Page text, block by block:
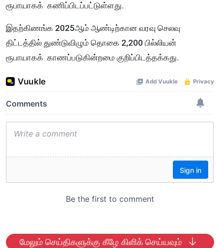
ரூபாயாகக் கணிப்பிடப்பட்டுள்ளது.
இதற்கிணங்க 2025ஆம் ஆண்டிற்கான வரவு செலவு
திட்டத்தில் துண்டுவிழும் தொகை 2,200 பில்லியன்
ரூபாயாகக் காணப்படுகின்றமை குறிப்பிடத்தக்கது.
மேலும் செய்திகளுக்கு கீழே கிளிக் செய்யவும்